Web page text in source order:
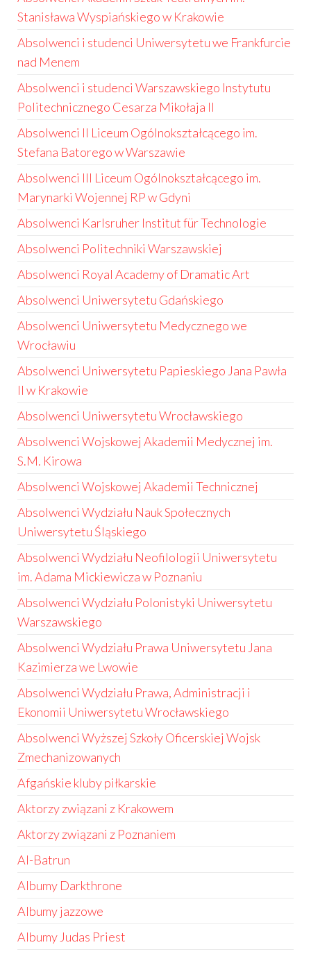
Stanisława Wyspiańskiego w Krakowie
Absolwenci i studenci Uniwersytetu we Frankfurcie
nad Menem
Absolwenci i studenci Warszawskiego Instytutu
Politechnicznego Cesarza Mikołaja II
Absolwenci II Liceum Ogólnokształcącego im.
Stefana Batorego w Warszawie
Absolwenci III Liceum Ogólnokształcącego im.
Marynarki Wojennej RP w Gdyni
Absolwenci Karlsruher Institut für Technologie
Absolwenci Politechniki Warszawskiej
Absolwenci Royal Academy of Dramatic Art
Absolwenci Uniwersytetu Gdańskiego
Absolwenci Uniwersytetu Medycznego we
Wrocławiu
Absolwenci Uniwersytetu Papieskiego Jana Pawła
II w Krakowie
Absolwenci Uniwersytetu Wrocławskiego
Absolwenci Wojskowej Akademii Medycznej im.
S.M. Kirowa
Absolwenci Wojskowej Akademii Technicznej
Absolwenci Wydziału Nauk Społecznych
Uniwersytetu Śląskiego
Absolwenci Wydziału Neofilologii Uniwersytetu
im. Adama Mickiewicza w Poznaniu
Absolwenci Wydziału Polonistyki Uniwersytetu
Warszawskiego
Absolwenci Wydziału Prawa Uniwersytetu Jana
Kazimierza we Lwowie
Absolwenci Wydziału Prawa, Administracji i
Ekonomii Uniwersytetu Wrocławskiego
Absolwenci Wyższej Szkoły Oficerskiej Wojsk
Zmechanizowanych
Afgańskie kluby piłkarskie
Aktorzy związani z Krakowem
Aktorzy związani z Poznaniem
Al-Batrun
Albumy Darkthrone
Albumy jazzowe
Albumy Judas Priest